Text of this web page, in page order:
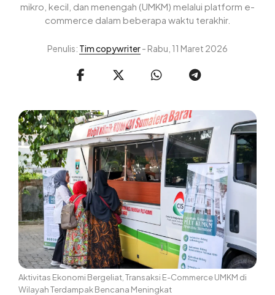
mikro, kecil, dan menengah (UMKM) melalui platform e-
commerce dalam beberapa waktu terakhir.
Penulis: Tim copywriter- Rabu, 11 Maret 2026
Aktivitas Ekonomi Bergeliat, Transaksi E-Commerce UMKM di
Wilayah Terdampak Bencana Meningkat